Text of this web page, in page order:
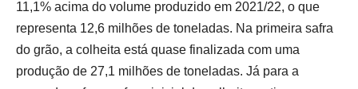
11,1% acima do volume produzido em 2021/22, o que
representa 12,6 milhões de toneladas. Na primeira safra
do grão, a colheita está quase finalizada com uma
produção de 27,1 milhões de toneladas. Já para a